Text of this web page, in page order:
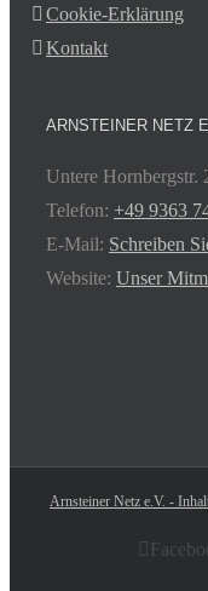
Cookie-Erklärung
Kontakt
ARNSTEINER NETZ
Untere Hornbergstr.
Telefon: +49 9363
E-Mail: Schreiben
Website: Unser
Arnsteiner Netz e.V. -